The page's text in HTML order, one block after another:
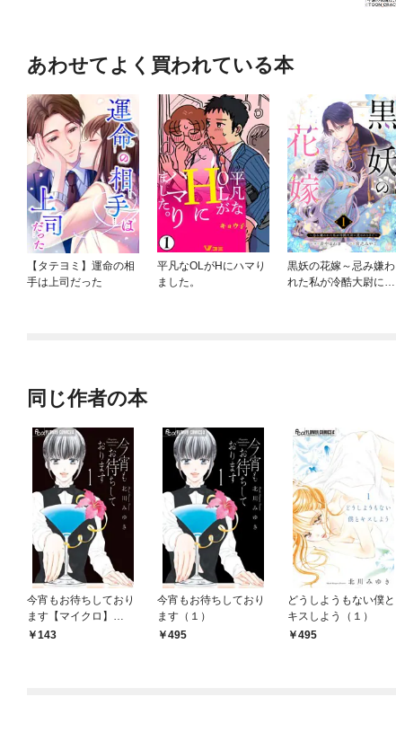
あわせてよく買われている本
【タテヨミ】運命の相
手は上司だった
平凡なOLがHにハマり
ました。
黒妖の花嫁～忌み嫌わ
れた私が冷酷大尉に愛
同じ作者の本
今宵もお待ちしており
ます【マイクロ】
（１）
143
今宵もお待ちしており
ます（１）
495
どうしようもない僕と
キスしよう（１）
495